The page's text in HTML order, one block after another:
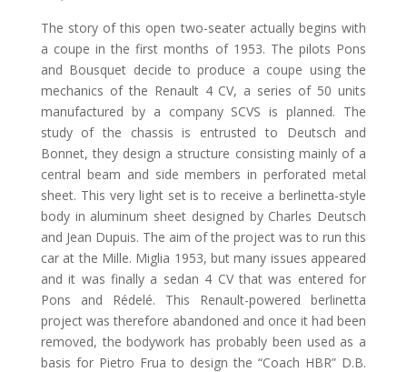
The story of this open two-seater actually begins with
a coupe in the first months of 1953. The pilots Pons
and Bousquet decide to produce a coupe using the
mechanics of the Renault 4 CV, a series of 50 units
manufactured by a company SCVS is planned. The
study of the chassis is entrusted to Deutsch and
Bonnet, they design a structure consisting mainly of a
central beam and side members in perforated metal
sheet. This very light set is to receive a berlinetta-style
body in aluminum sheet designed by Charles Deutsch
and Jean Dupuis. The aim of the project was to run this
car at the Mille. Miglia 1953, but many issues appeared
and it was finally a sedan 4 CV that was entered for
Pons and Rédelé. This Renault-powered berlinetta
project was therefore abandoned and once it had been
removed, the bodywork has probably been used as a
basis for Pietro Frua to design the “Coach HBR” D.B.